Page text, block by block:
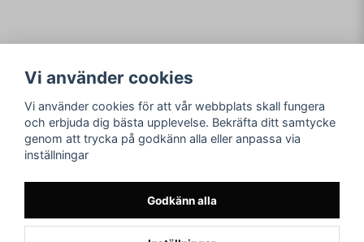
Skicka fråga
Köpvillkor
Logga in
Glömt lösenord?
Sociala medier arkad.nu
Vi använder cookies
Vi använder cookies för att vår webbplats skall fungera
och erbjuda dig bästa upplevelse. Bekräfta ditt samtycke
genom att trycka på godkänn alla eller anpassa via
inställningar
Godkänn alla